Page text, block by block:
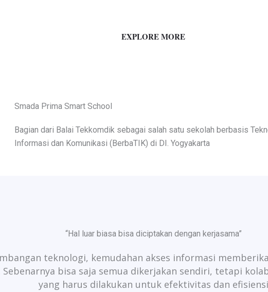
EXPLORE MORE
Smada Prima Smart School​
Bagian dari Balai Tekkomdik sebagai salah satu sekolah berbasis
Informasi dan Komunikasi (BerbaTIK) di DI. Yogyakarta
“Hal luar biasa bisa diciptakan dengan kerjasama”​
teknologi, kemudahan akses informasi
Sebenarnya bisa saja semua dikerjakan sendiri, tetapi
yang harus dilakukan untuk efektivitas dan efisiensi